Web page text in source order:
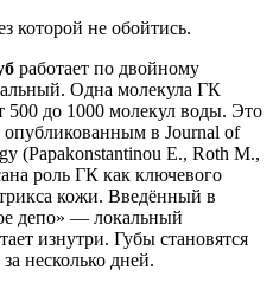
которой не обойтись.
работает по двойному
Одна молекула ГК
500 до 1000 молекул воды. Это
в Journal of
(Papakonstantinou E., Roth M.,
роль ГК как ключевого
кожи. Введённый в
депо» — локальный
изнутри. Губы становятся
несколько дней.